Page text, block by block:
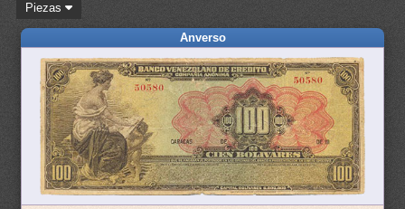
Piezas
Anverso